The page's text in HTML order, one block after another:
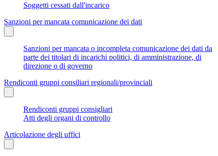
Soggetti cessati dall'incarico
Sanzioni per mancata comunicazione dei dati
Sanzioni per mancata o incompleta comunicazione dei dati da
parte dei titolari di incarichi politici, di amministrazione, di
direzione o di governo
Rendiconti gruppi consiliari regionali/provinciali
Rendiconti gruppi consigliari
Atti degli organi di controllo
Articolazione degli uffici